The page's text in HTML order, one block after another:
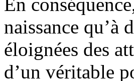
naissance qu’à
éloignées des
d’un véritable